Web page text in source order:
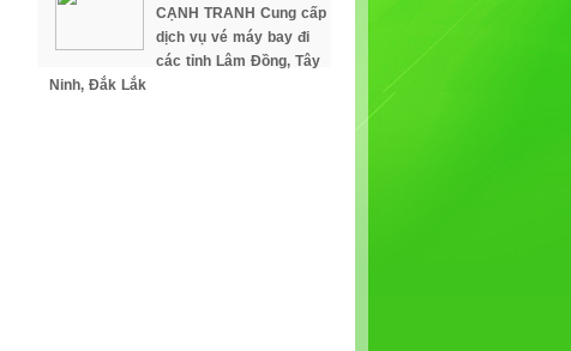
CẠNH TRANH Cung cấp
dịch vụ vé máy bay đi
các tỉnh Lâm Đồng, Tây
Ninh, Đắk Lắk